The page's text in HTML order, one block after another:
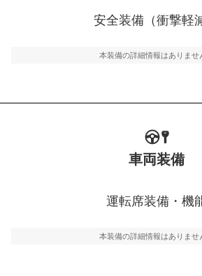
万が一車体が衝撃を受けたときに
るSRSエアバッグシステム、プリ
安全装備（衝撃軽
本装備の詳細情報はありませ
車両装備
運転席装備・機
本装備の詳細情報はありませ